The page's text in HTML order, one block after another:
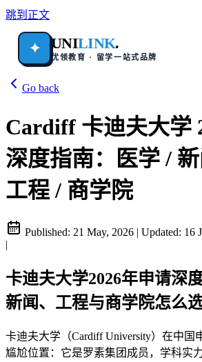
跳到正文
✦ UNILINK.
优领教育 · 留学一站式品牌
Go back
Cardiff 卡迪夫大学
深度指南：医学 /
工程 / 商学院
Published: 21 May, 2026 | Updated: 16
|
卡迪夫大学2026年申请深
新闻、工程与商学院怎么
卡迪夫大学（Cardiff University）在中国
尴尬位置：它是罗素集团成员，学科实